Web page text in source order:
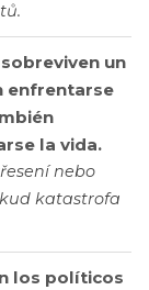
un
enfrentarse
la vida.
nebo
katastrofa
los políticos